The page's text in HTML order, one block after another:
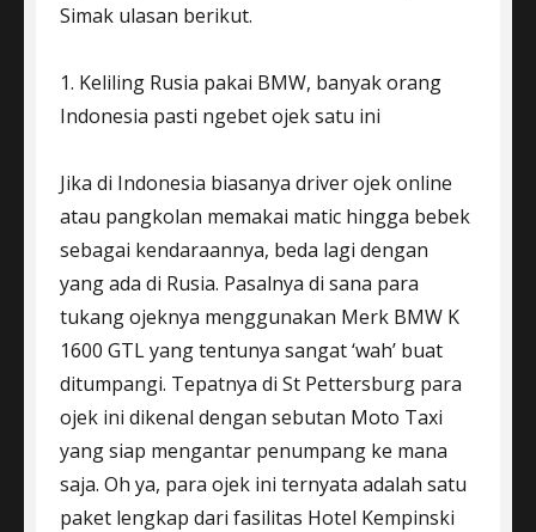
Simak ulasan berikut.
1. Keliling Rusia pakai BMW, banyak orang
Indonesia pasti ngebet ojek satu ini
Jika di Indonesia biasanya driver ojek online
atau pangkolan memakai matic hingga bebek
sebagai kendaraannya, beda lagi dengan
yang ada di Rusia. Pasalnya di sana para
tukang ojeknya menggunakan Merk BMW K
1600 GTL yang tentunya sangat ‘wah’ buat
ditumpangi. Tepatnya di St Pettersburg para
ojek ini dikenal dengan sebutan Moto Taxi
yang siap mengantar penumpang ke mana
saja. Oh ya, para ojek ini ternyata adalah satu
paket lengkap dari fasilitas Hotel Kempinski